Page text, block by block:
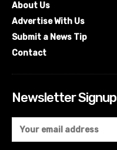
About Us
Advertise With Us
Submit a News Tip
Contact
Newsletter Signup